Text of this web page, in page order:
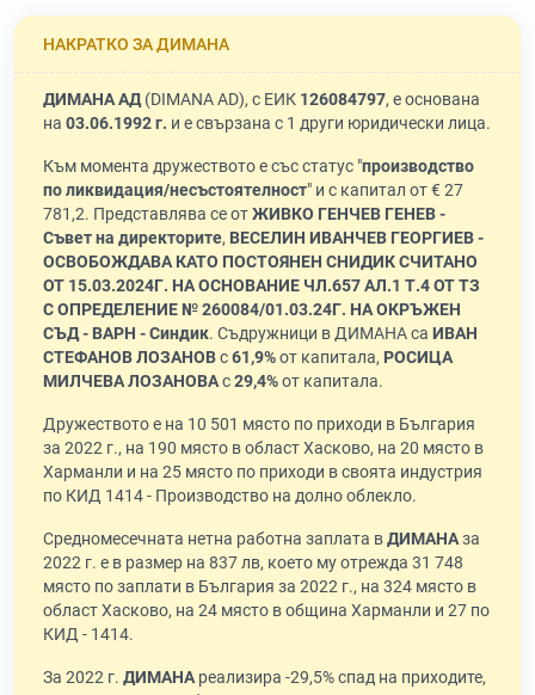
НАКРАТКО ЗА ДИМАНА
ДИМАНА АД(DIMANA AD), с ЕИК 126084797, е основана
на 03.06.1992 г. и е свързана с 1 други юридически лица.
Към момента дружеството е със статус "производство
по ликвидация/несъстоятелност" и с капитал от € 27
781,2. Представлява се отЖИВКО ГЕНЧЕВ ГЕНЕВ -
Съвет на директорите, ВЕСЕЛИН ИВАНЧЕВ ГЕОРГИЕВ -
ОСВОБОЖДАВА КАТО ПОСТОЯНЕН СНИДИК СЧИТАНО
ОТ 15.03.2024Г. НА ОСНОВАНИЕ ЧЛ.657 АЛ.1 Т.4 ОТ ТЗ
С ОПРЕДЕЛЕНИЕ № 260084/01.03.24Г. НА ОКРЪЖЕН
СЪД - ВАРН - Синдик. Съдружници в ДИМАНА са ИВАН
СТЕФАНОВ ЛОЗАНОВс61,9%от капитала, РОСИЦА
МИЛЧЕВА ЛОЗАНОВАс29,4%от капитала.
Дружеството е на 10 501 място по приходи в България
за 2022 г., на 190 място в област Хасково, на 20 място в
Харманли и на 25 място по приходи в своята индустрия
по КИД 1414 - Производство на долно облекло.
Средномесечната нетна работна заплата вДИМАНАза
2022 г. е в размер на 837 лв, което му отрежда 31 748
място по заплати в България за 2022 г., на 324 място в
област Хасково, на 24 място в община Харманли и 27 по
КИД - 1414.
За 2022 г. ДИМАНАреализира -29,5% спад на приходите,